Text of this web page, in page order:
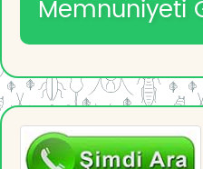
Memnuniyeti